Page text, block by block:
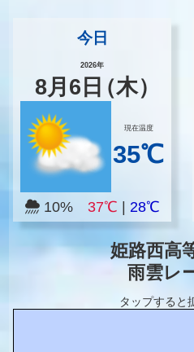
今日
2026年
8月 6 日（木）
現在温度
35℃
10% 37℃ 28℃
姫路西高
雨雲レ
タップすると